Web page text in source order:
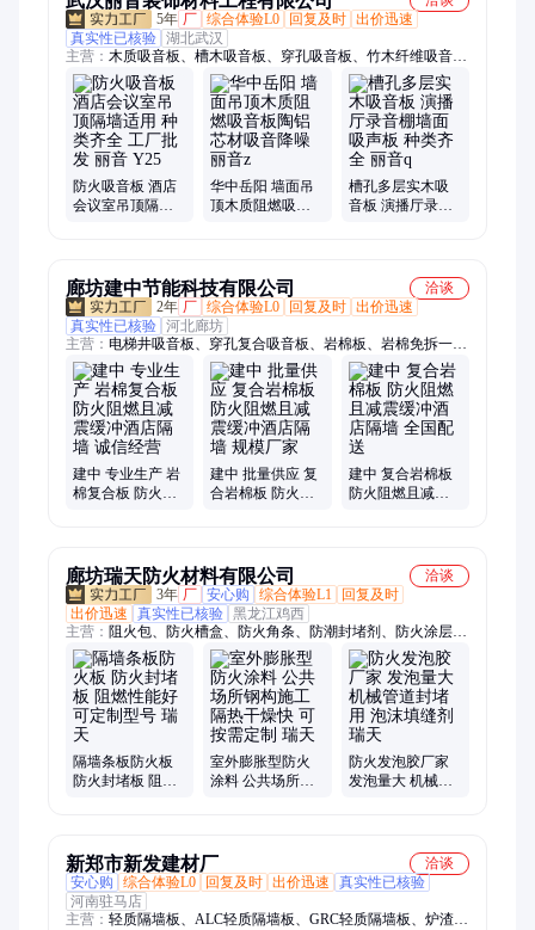
5年 厂 综合体验L0 回复及时 出价迅速
真实性已核验 湖北武汉
主营： 木质吸音板、槽木吸音板、穿孔吸音板、竹木纤维吸音
板、陶铝吸音板、聚酯纤维吸音板、软包吸音板、微孔吸音板、
木丝吸音板、机房吸音板、建筑隔音板、吸音棉、无机纤维喷涂
防火吸音板 酒店
会议室吊顶隔墙
华中岳阳 墙面吊
顶木质阻燃吸音
槽孔多层实木吸
音板 演播厅录音
廊坊建中节能科技有限公司
洽谈
2年 厂 综合体验L0 回复及时 出价迅速
真实性已核验 河北廊坊
主营： 电梯井吸音板、穿孔复合吸音板、岩棉板、岩棉免拆一体
板、外墙岩棉、岩棉一体板、阻尼防火板、井道吸音棉、冲孔吸
声板、井道隔音棉、阻尼隔音板、岩棉复合板、阻尼隔音毡、砂
浆纸岩棉复合板、电梯井隔音毡、电梯井隔音板、聚氨酯岩棉复
合板
建中 专业生产 岩
棉复合板 防火阻
建中 批量供应 复
合岩棉板 防火阻
建中 复合岩棉板
防火阻燃且减震
廊坊瑞天防火材料有限公司
洽谈
3年 厂 安心购 综合体验L1
回复及时
出价迅速
真实性已核验 黑龙江鸡西
主营： 阻火包、防火槽盒、防火角条、防潮封堵剂、防火涂层
板、防火密封胶、电缆防火涂料、柔性有机堵料、防火封堵板
材、无机防火堵料、电缆用防火包带、自粘性阻燃包带、长效防
污闪涂料、电力防污闪涂料、防污闪涂料、绝缘子防污闪涂料、
防火防水发泡胶、发泡型防火密封胶、膨胀型防潮封堵剂、AB
组泡沫封堵材料、高强度发泡胶、防火发泡胶、防火阻燃发泡
胶、墙面防火发泡胶、高分子柔性防潮防火封
隔墙条板防火板
防火封堵板 阻燃
室外膨胀型防火
涂料 公共场所钢
防火发泡胶厂家
发泡量大 机械管
新郑市新发建材厂
洽谈
安心购
综合体验L0 回复及时 出价迅速
真实性已核验
河南驻马店
主营： 轻质隔墙板、ALC轻质隔墙板、GRC轻质隔墙板、炉渣轻